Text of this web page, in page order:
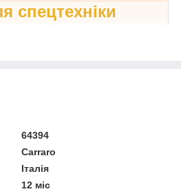
спецтехніки
64394
Carraro
Італія
12 міс